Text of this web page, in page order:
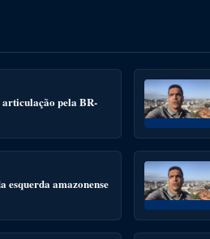
articulação pela BR-
esquerda amazonense